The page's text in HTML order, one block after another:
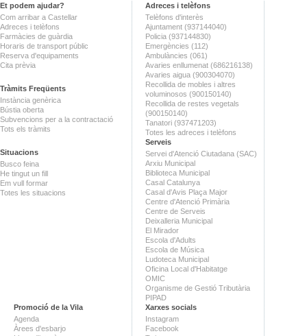
Et podem ajudar?
Com arribar a Castellar
Adreces i telèfons
Farmàcies de guàrdia
Horaris de transport públic
Reserva d'equipaments
Cita prèvia
Tràmits Freqüents
Instància genèrica
Bústia oberta
Subvencions per a la contractació
Tots els tràmits
Situacions
Busco feina
He tingut un fill
Em vull formar
Totes les situacions
Adreces i telèfons
Telèfons d'interès
Ajuntament (937144040)
Policia (937144830)
Emergències (112)
Ambulàncies (061)
Avaries enllumenat (686216138)
Avaries aigua (900304070)
Recollida de mobles i altres
voluminosos (900150140)
Recollida de restes vegetals
(900150140)
Tanatori (937471203)
Totes les adreces i telèfons
Serveis
Servei d'Atenció Ciutadana (SAC)
Arxiu Municipal
Biblioteca Municipal
Casal Catalunya
Casal d'Avis Plaça Major
Centre d'Atenció Primària
Centre de Serveis
Deixalleria Municipal
El Mirador
Escola d'Adults
Escola de Música
Ludoteca Municipal
Oficina Local d'Habitatge
OMIC
Organisme de Gestió Tributària
PIPAD
Promoció de la Vila
Agenda
Àrees d'esbarjo
Xarxes socials
Instagram
Facebook